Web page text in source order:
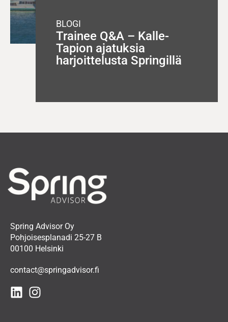
BLOGI
Trainee Q&A – Kalle-
Tapion ajatuksia
harjoittelusta Springillä
Spring Advisor Oy
Pohjoisesplanadi 25-27 B
00100 Helsinki
contact@springadvisor.fi